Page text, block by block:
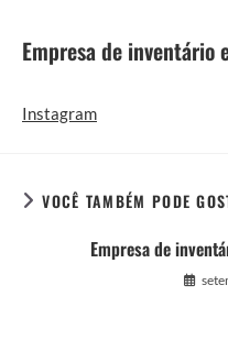
Empresa de inventário
Instagram
VOCÊ TAMBÉM PODE
Empresa de